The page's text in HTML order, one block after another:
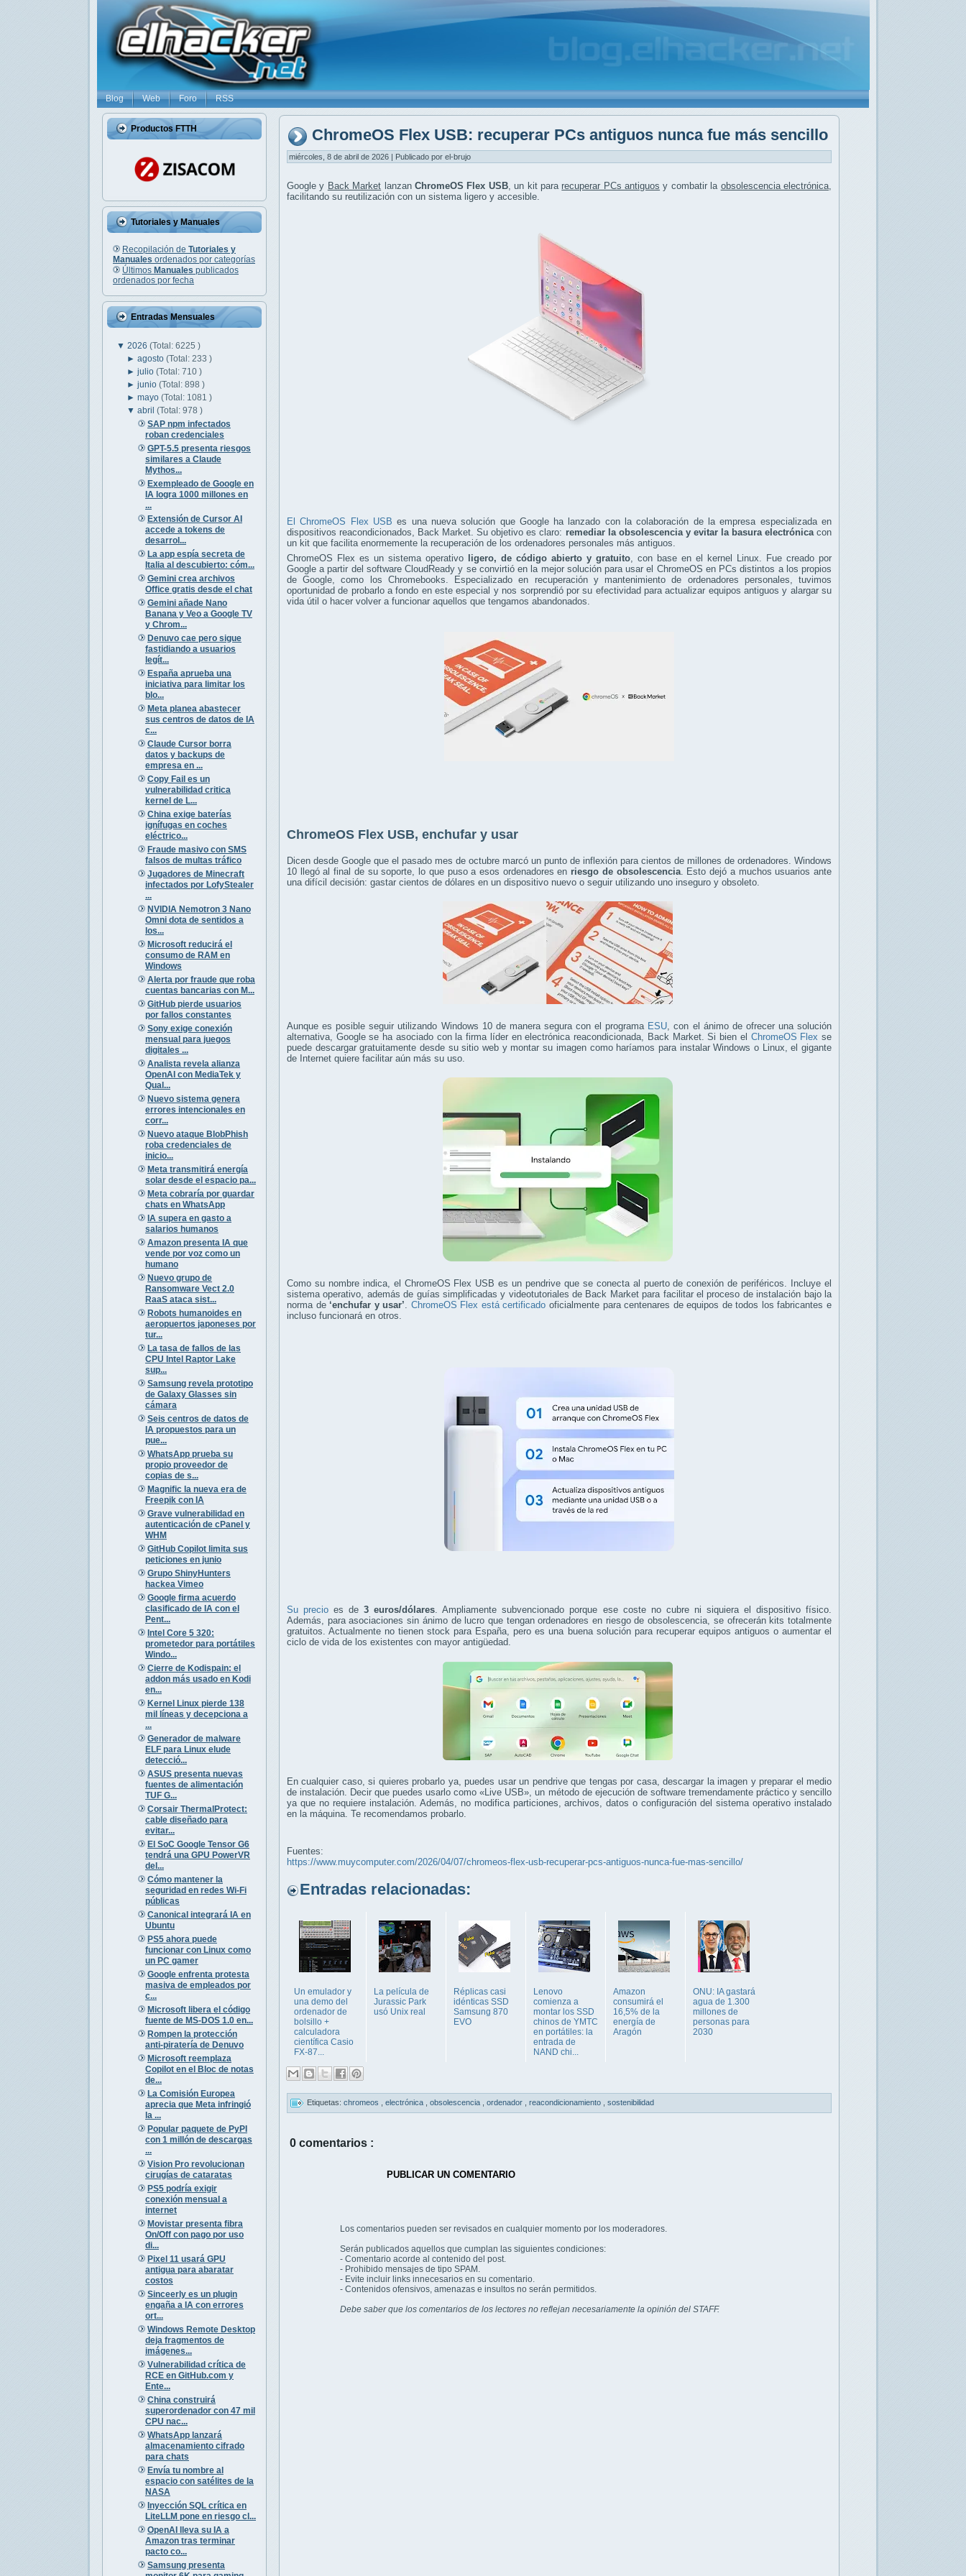
Blog Web Foro RSS
Productos FTTH
Tutoriales y Manuales
Recopilación de Tutoriales y
Manuales ordenados por categorías
Últimos Manuales publicados
ordenados por fecha
Entradas Mensuales
▼ 2026 (Total: 6225 )
►agosto(Total: 233 )
►julio(Total: 710 )
►junio(Total: 898 )
►mayo(Total: 1081 )
▼abril(Total: 978 )
SAP npm infectados
roban credenciales
GPT-5.5 presenta riesgos
similares a Claude
Mythos...
Exempleado de Google en
IA logra 1000 millones en
...
Extensión de Cursor AI
accede a tokens de
desarrol...
La app espía secreta de
Italia al descubierto: cóm...
Gemini crea archivos
Office gratis desde el chat
Gemini añade Nano
Banana y Veo a Google TV
y Chrom...
Denuvo cae pero sigue
fastidiando a usuarios
legít...
España aprueba una
iniciativa para limitar los
blo...
Meta planea abastecer
sus centros de datos de IA
c...
Claude Cursor borra
datos y backups de
empresa en ...
Copy Fail es un
vulnerabilidad critica
kernel de L...
China exige baterías
ignífugas en coches
eléctrico...
Fraude masivo con SMS
falsos de multas tráfico
Jugadores de Minecraft
infectados por LofyStealer
...
NVIDIA Nemotron 3 Nano
Omni dota de sentidos a
los...
Microsoft reducirá el
consumo de RAM en
Windows
Alerta por fraude que roba
cuentas bancarias con M...
GitHub pierde usuarios
por fallos constantes
Sony exige conexión
mensual para juegos
digitales ...
Analista revela alianza
OpenAI con MediaTek y
Qual...
Nuevo sistema genera
errores intencionales en
corr...
Nuevo ataque BlobPhish
roba credenciales de
inicio...
Meta transmitirá energía
solar desde el espacio pa...
Meta cobraría por guardar
chats en WhatsApp
IA supera en gasto a
salarios humanos
Amazon presenta IA que
vende por voz como un
humano
Nuevo grupo de
Ransomware Vect 2.0
RaaS ataca sist...
Robots humanoides en
aeropuertos japoneses por
tur...
La tasa de fallos de las
CPU Intel Raptor Lake
sup...
Samsung revela prototipo
de Galaxy Glasses sin
cámara
Seis centros de datos de
IA propuestos para un
pue...
WhatsApp prueba su
propio proveedor de
copias de s...
Magnific la nueva era de
Freepik con IA
Grave vulnerabilidad en
autenticación de cPanel y
WHM
GitHub Copilot limita sus
peticiones en junio
Grupo ShinyHunters
hackea Vimeo
Google firma acuerdo
clasificado de IA con el
Pent...
Intel Core 5 320:
prometedor para portátiles
Windo...
Cierre de Kodispain: el
addon más usado en Kodi
en...
Kernel Linux pierde 138
mil líneas y decepciona a
...
Generador de malware
ELF para Linux elude
detecció...
ASUS presenta nuevas
fuentes de alimentación
TUF G...
Corsair ThermalProtect:
cable diseñado para
evitar...
El SoC Google Tensor G6
tendrá una GPU PowerVR
del...
Cómo mantener la
seguridad en redes Wi-Fi
públicas
Canonical integrará IA en
Ubuntu
PS5 ahora puede
funcionar con Linux como
un PC gamer
Google enfrenta protesta
masiva de empleados por
c...
Microsoft libera el código
fuente de MS-DOS 1.0 en...
Rompen la protección
anti-piratería de Denuvo
Microsoft reemplaza
Copilot en el Bloc de notas
de...
La Comisión Europea
aprecia que Meta infringió
la ...
Popular paquete de PyPI
con 1 millón de descargas
...
Vision Pro revolucionan
cirugías de cataratas
PS5 podría exigir
conexión mensual a
internet
Movistar presenta fibra
On/Off con pago por uso
di...
Pixel 11 usará GPU
antigua para abaratar
costos
Sinceerly es un plugin
engaña a IA con errores
ort...
Windows Remote Desktop
deja fragmentos de
imágenes...
Vulnerabilidad crítica de
RCE en GitHub.com y
Ente...
China construirá
superordenador con 47 mil
CPU nac...
WhatsApp lanzará
almacenamiento cifrado
para chats
Envía tu nombre al
espacio con satélites de la
NASA
Inyección SQL crítica en
LiteLLM pone en riesgo cl...
OpenAI lleva su IA a
Amazon tras terminar
pacto co...
Samsung presenta
ChromeOS Flex USB: recuperar PCs antiguos nunca fue más sencillo
miércoles, 8 de abril de 2026 | Publicado por el-brujo
Google y Back Market lanzan ChromeOS Flex USB, un kit para recuperar PCs antiguos y combatir la obsolescencia electrónica
facilitando su reutilización con un sistema ligero y accesible.
El ChromeOS Flex USB es una nueva solución que Google ha lanzado con la colaboración de la empresa especializada en
dispositivos reacondicionados, Back Market. Su objetivo es claro: remediar la obsolescencia y evitar la basura electrónicacon
un kit que facilita enormemente la recuperación de los ordenadores personales más antiguos.
ChromeOS Flex es un sistema operativo
ligero, de código abierto y gratuito, con base en el kernel Linux. Fue creado por
Google a partir del software CloudReady y se convirtió en la mejor solución para usar el ChromeOS en PCs distintos a los propios
de Google, como los Chromebooks. Especializado en recuperación y mantenimiento de ordenadores personales, tuvimos
oportunidad de probarlo a fondo en este especial y nos sorprendió por su efectividad para actualizar equipos antiguos y alargar su
vida útil o hacer volver a funcionar aquellos que tengamos abandonados.
ChromeOS Flex USB, enchufar y usar
Dicen desde Google que el pasado mes de octubre marcó un punto de inflexión para cientos de millones de ordenadores. Windows
10 llegó al final de su soporte, lo que puso a esos ordenadores en riesgo de obsolescencia. Esto dejó a muchos usuarios ante
una difícil decisión: gastar cientos de dólares en un dispositivo nuevo o seguir utilizando uno inseguro y obsoleto.
Aunque es posible seguir utilizando Windows 10 de manera segura con el programa ESU , con el ánimo de ofrecer una solución
alternativa, Google se ha asociado con la firma líder en electrónica reacondicionada, Back Market. Si bien el ChromeOS Flex se
puede descargar gratuitamente desde su sitio web y montar su imagen como haríamos para instalar Windows o Linux, el gigante
de Internet quiere facilitar aún más su uso.
Como su nombre indica, el ChromeOS Flex USB es un pendrive que se conecta al puerto de conexión de periféricos. Incluye el
sistema operativo, además de guías simplificadas y videotutoriales de Back Market para facilitar el proceso de instalación bajo la
norma de ‘enchufar y usar’ ChromeOS Flex está certificado oficialmente para centenares de equipos de todos los fabricantes e
incluso funcionará en otros.
Su precio es de3 euros/dólares. Ampliamente subvencionado porque ese coste no cubre ni siquiera el dispositivo físico.
Además, para asociaciones sin ánimo de lucro que tengan ordenadores en riesgo de obsolescencia, se ofrecerán kits totalmente
gratuitos. Actualmente no tienen stock para España, pero es una buena solución para recuperar equipos antiguos o aumentar el
ciclo de vida de los existentes con mayor antigüedad.
En cualquier caso, si quieres probarlo ya, puedes usar un pendrive que tengas por casa, descargar la imagen y preparar el medio
de instalación. Decir que puedes usarlo como «Live USB», un método de ejecución de software tremendamente práctico y sencillo
ya que no requiere instalación. Además, no modifica particiones, archivos, datos o configuración del sistema operativo instalado
en la máquina. Te recomendamos probarlo.
Fuentes:
https://www.muycomputer.com/2026/04/07/chromeos-flex-usb-recuperar-pcs-antiguos-nunca-fue-mas-sencillo/
Entradas relacionadas:
Un emulador y
una demo del
ordenador de
bolsillo +
calculadora
científica Casio
FX-87...
La película de
Jurassic Park
usó Unix real
Réplicas casi
idénticas SSD
Samsung 870
EVO
Lenovo
comienza a
montar los SSD
chinos de YMTC
en portátiles: la
entrada de
NAND chi...
Amazon
consumirá el
16,5% de la
energía de
Aragón
ONU: IA gastará
agua de 1.300
millones de
personas para
2030
Etiquetas: chromeos electrónica obsolescencia ordenador reacondicionamiento sostenibilidad
0 comentarios :
PUBLICAR UN COMENTARIO
Los comentarios pueden ser revisados en cualquier momento por los moderadores.
Serán publicados aquellos que cumplan las siguientes condiciones:
- Comentario acorde al contenido del post.
- Prohibido mensajes de tipo SPAM.
- Evite incluir links innecesarios en su comentario.
- Contenidos ofensivos, amenazas e insultos no serán permitidos.
Debe saber que los comentarios de los lectores no reflejan necesariamente la opinión del STAFF.